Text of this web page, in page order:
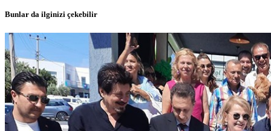
Bunlar da ilginizi çekebilir